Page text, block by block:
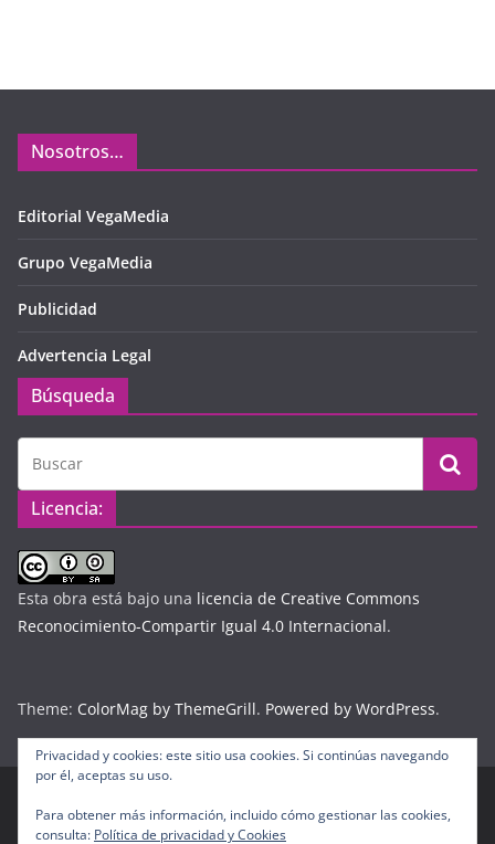
Nosotros…
Editorial VegaMedia
Grupo VegaMedia
Publicidad
Advertencia Legal
Búsqueda
Licencia:
Esta obra está bajo una licencia de Creative Commons
Reconocimiento-Compartir Igual 4.0 Internacional.
Theme: ColorMag by ThemeGrill. Powered by WordPress.
Copyright © 2026Diario Digital Colombiano
Privacidad y cookies: este sitio usa cookies. Si continúas navegando
por él, aceptas su uso.
Para obtener más información, incluido cómo gestionar las cookies,
consulta: Política de privacidad y Cookies